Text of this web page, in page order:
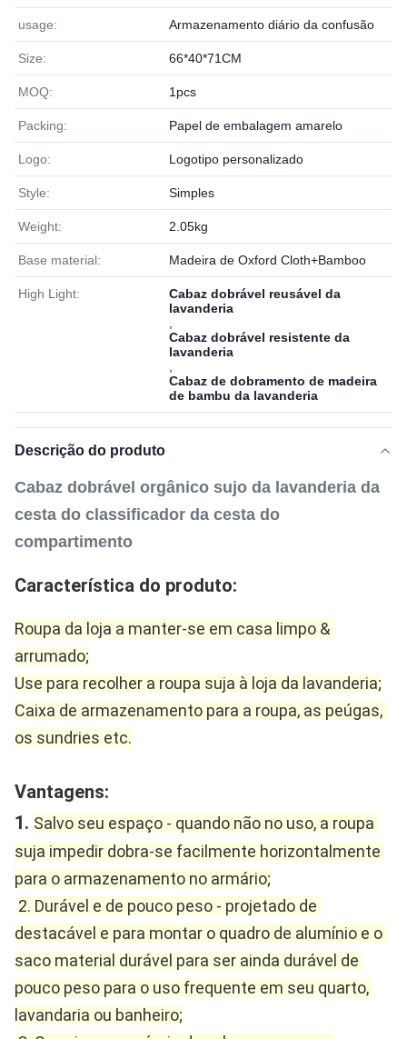
usage: Armazenamento diário da confusão
Size: 66*40*71CM
MOQ: 1pcs
Packing: Papel de embalagem amarelo
Logo: Logotipo personalizado
Style: Simples
Weight: 2.05kg
Base material: Madeira de Oxford Cloth+Bamboo
High Light:
Cabaz dobrável reusável da
lavanderia
Cabaz dobrável resistente da
lavanderia
Cabaz de dobramento de madeira
de bambu da lavanderia
Descrição do produto
Cabaz dobrável orgânico sujo da lavanderia da
cesta do classificador da cesta do
compartimento
Característica do produto:
Roupa da loja a manter-se em casa limpo &
arrumado;
Use para recolher a roupa suja à loja da lavanderia;
Caixa de armazenamento para a roupa, as peúgas,
os sundries etc.
Vantagens:
1. Salvo seu espaço - quando não no uso, a roupa
suja impedir dobra-se facilmente horizontalmente
para o armazenamento no armário;
2. Durável e de pouco peso - projetado de
destacável e para montar o quadro de alumínio e o
saco material durável para ser ainda durável de
pouco peso para o uso frequente em seu quarto,
lavandaria ou banheiro;